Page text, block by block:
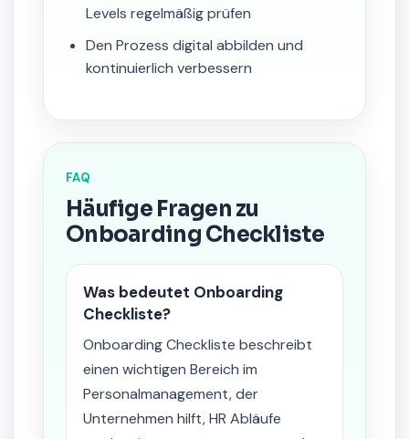
Levels regelmäßig prüfen
Den Prozess digital abbilden und
kontinuierlich verbessern
FAQ
Häufige Fragen zu
Onboarding Checkliste
Was bedeutet Onboarding
Checkliste?
Onboarding Checkliste beschreibt
einen wichtigen Bereich im
Personalmanagement, der
Unternehmen hilft, HR Abläufe